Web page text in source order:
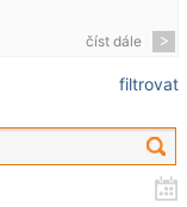
číst dále
filtrovat